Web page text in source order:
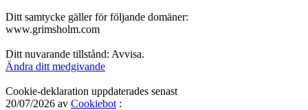
Ditt samtycke gäller för följande domäner:
www.grimsholm.com
Ditt nuvarande tillstånd: Avvisa.
Ändra ditt medgivande
Cookie-deklaration uppdaterades senast
20/07/2026 av Cookiebot :